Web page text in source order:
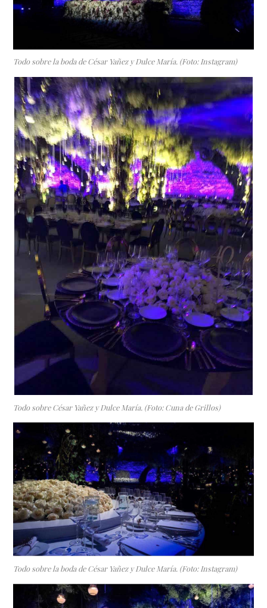
Todo sobre la boda de César Yañez y Dulce María. (Foto: Instagram)
Todo sobre César Yañez y Dulce María. (Foto: Cuna de Grillos)
Todo sobre la boda de César Yañez y Dulce María. (Foto: Instagram)